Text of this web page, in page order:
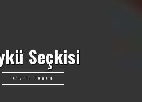
Seçkisi
#171: TOHUM